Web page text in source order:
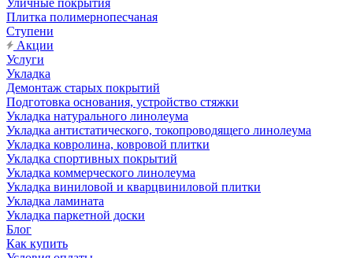
Уличные покрытия
Плитка полимернопесчаная
Ступени
Акции
Услуги
Укладка
Демонтаж старых покрытий
Подготовка основания, устройство стяжки
Укладка натурального линолеума
Укладка антистатического, токопроводящего линолеума
Укладка ковролина, ковровой плитки
Укладка спортивных покрытий
Укладка коммерческого линолеума
Укладка виниловой и кварцвиниловой плитки
Укладка ламината
Укладка паркетной доски
Блог
Как купить